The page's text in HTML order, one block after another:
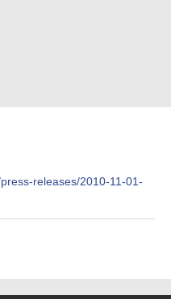
releases/2010-11-01-